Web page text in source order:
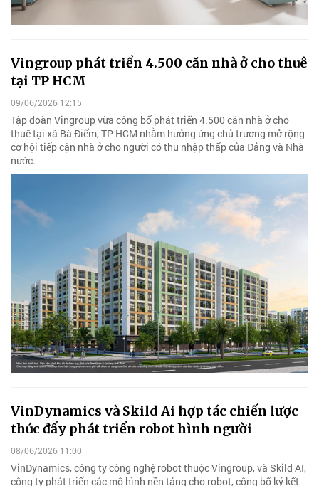
Vingroup phát triển 4.500 căn nhà ở cho thuê
tại TP HCM
09/06/2026 12:15
Tập đoàn Vingroup vừa công bố phát triển 4.500 căn nhà ở cho
thuê tại xã Bà Điểm, TP HCM nhằm hưởng ứng chủ trương mở rộng
cơ hội tiếp cận nhà ở cho người có thu nhập thấp của Đảng và Nhà
nước.
VinDynamics và Skild Ai hợp tác chiến lược
thúc đẩy phát triển robot hình người
08/06/2026 11:00
VinDynamics, công ty công nghệ robot thuộc Vingroup, và Skild AI,
công ty phát triển các mô hình nền tảng cho robot, công bố ký kết